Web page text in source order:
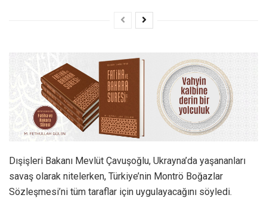
Dışişleri Bakanı Mevlüt Çavuşoğlu, Ukrayna’da yaşananları
savaş olarak nitelerken, Türkiye’nin Montrö Boğazlar
Sözleşmesi’ni tüm taraflar için uygulayacağını söyledi.